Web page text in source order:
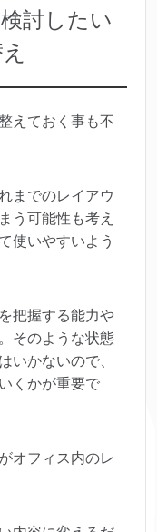
討したい
えておく事も不
までのレイアウ
う可能性も考え
使いやすいよう
把握する能力や
そのような状態
いかないので、
くかが重要で
オフィス内のレ